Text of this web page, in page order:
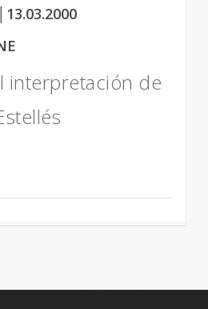
interpretación de